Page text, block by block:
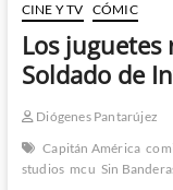
CINE Y TV CÓMIC
Los juguetes
Soldado de
Diógenes Pantarújez
Capitán América
studios mcu Sin